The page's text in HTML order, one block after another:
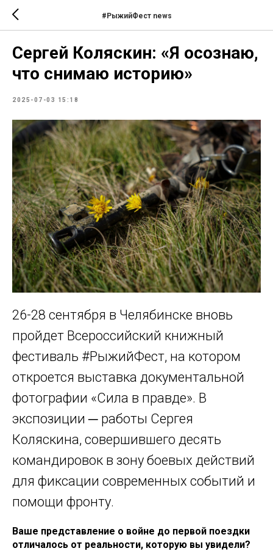
#РыжийФест news
Сергей Коляскин: «Я осознаю,
что снимаю историю»
2025-07-03 15:18
26-28 сентября в Челябинске вновь
пройдет Всероссийский книжный
фестиваль #РыжийФест, на котором
откроется выставка документальной
фотографии «Сила в правде». В
экспозиции ─ работы Сергея
Коляскина, совершившего десять
командировок в зону боевых действий
для фиксации современных событий и
помощи фронту.
Ваше представление о войне до первой поездки
отличалось от реальности, которую вы увидели?